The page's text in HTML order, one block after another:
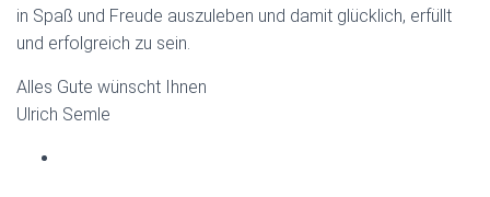
in Spaß und Freude auszuleben und damit glücklich, erfüllt
und erfolgreich zu sein.
Alles Gute wünscht Ihnen
Ulrich Semle